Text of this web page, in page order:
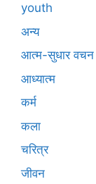
youth
अन्य
आत्म-सुधार वचन
आध्यात्म
कर्म
कला
चरित्र
जीवन